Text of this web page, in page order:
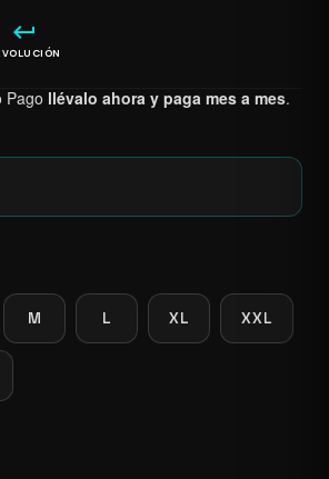
keyboard_return
Pago llévalo ahora y paga mes a mes.
M L XL XXL